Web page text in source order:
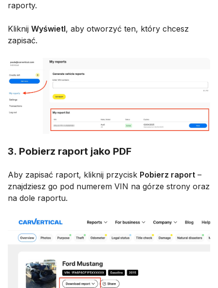
raporty.
Kliknij Wyświetl, aby otworzyć ten, który chcesz
zapisać.
3. Pobierz raport jako PDF
Aby zapisać raport, kliknij przycisk Pobierz raport –
znajdziesz go pod numerem VIN na górze strony oraz
na dole raportu.